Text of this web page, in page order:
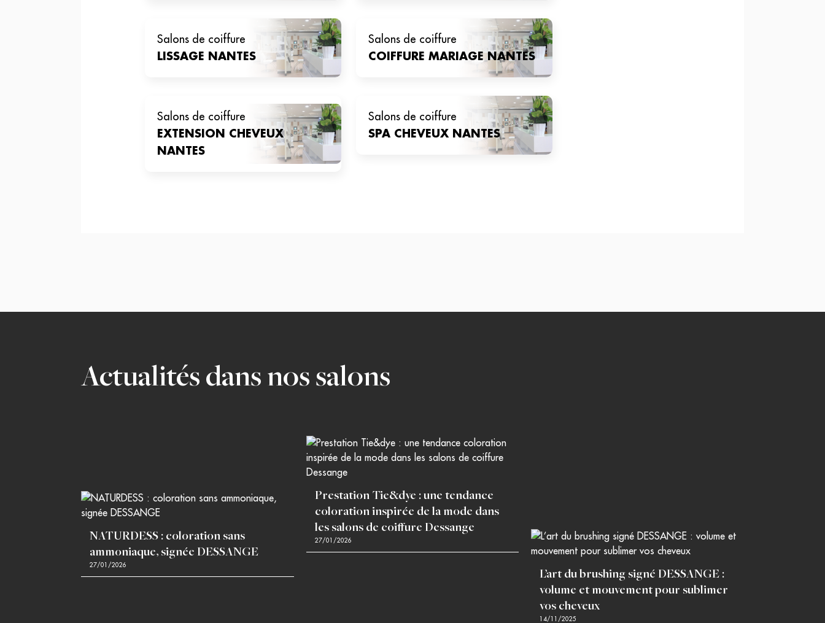
salons de coiffure
LISSAGE
NANTES
salons de coiffure
COIFFURE MARIAGENANTES
salons de coiffure
EXTENSION CHEVEUX
NANTES
salons de coiffure
SPA CHEVEUX NANTES
Actualités dans nos salons
NATURDESS : coloration sans
ammoniaque, signée DESSANGE
27/01/2026
Prestation Tie&dye : une tendance
coloration inspirée de la mode dans
les salons de coiffure Dessange
27/01/2026
L’art du brushing signé DESSANGE :
volume et mouvement pour sublimer
vos cheveux
14/11/2025